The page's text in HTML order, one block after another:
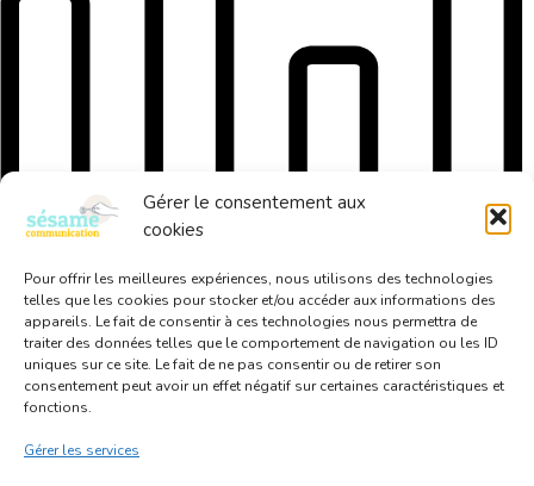
Gérer le consentement aux
cookies
Pour offrir les meilleures expériences, nous utilisons des technologies
telles que les cookies pour stocker et/ou accéder aux informations des
appareils. Le fait de consentir à ces technologies nous permettra de
traiter des données telles que le comportement de navigation ou les ID
uniques sur ce site. Le fait de ne pas consentir ou de retirer son
consentement peut avoir un effet négatif sur certaines caractéristiques et
fonctions.
Gérer les services
Choisir le bon accompagnement
Community management, audit ou formation… nous déterminons
ensemble la solution qui correspond réellement à votre entreprise.
Prêt à échanger ?